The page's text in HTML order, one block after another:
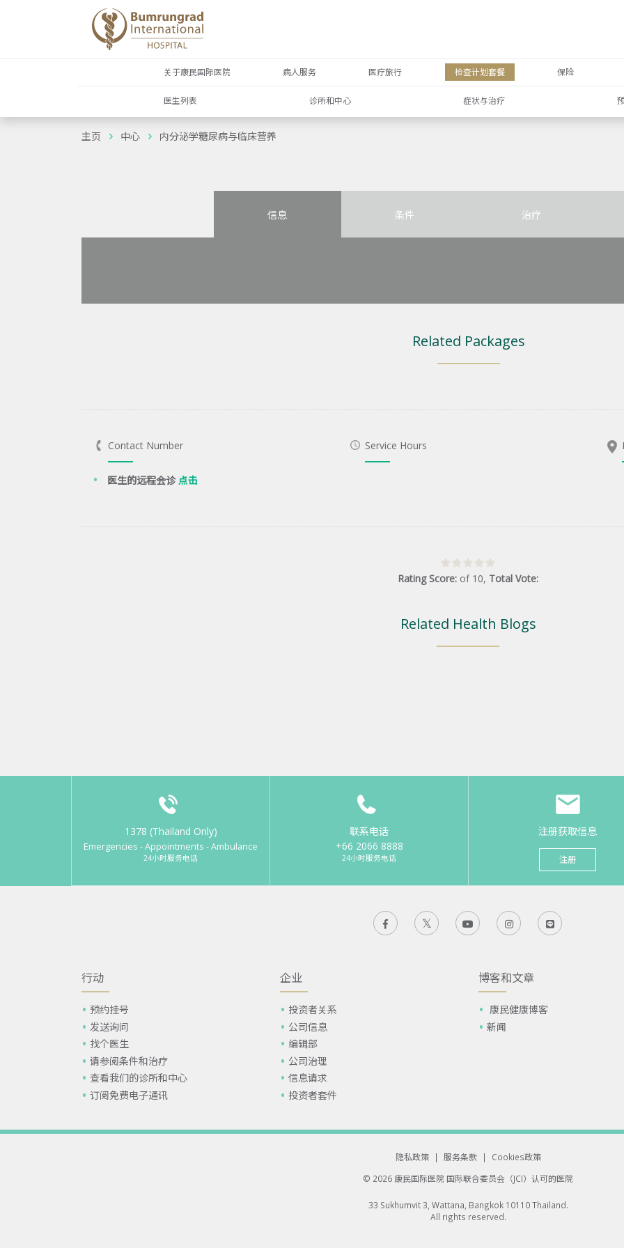
关于康民国际医院 病人服务 医疗旅行 检查计划套餐 保险
医生列表 诊所和中心 症状与治疗
主页 中心 内分泌学糖尿病与临床营养
信息 条件 治疗
Related Packages
Contact Number
医生的远程会诊点击
Service Hours
Rating Score: of 10, Total Vote:
Related Health Blogs
1378 (Thailand Only)
Emergencies - Appointments - Ambulance
24小时服务电话
联系电话
+66 2066 8888
24小时服务电话
注册获取信息
注册
行动
预约挂号
发送询问
找个医生
请参阅条件和治疗
查看我们的诊所和中心
订阅免费电子通讯
企业
投资者关系
公司信息
编辑部
公司治理
信息请求
投资者套件
博客和文章
康民健康博客
新闻
隐私政策 | 服务条款 |
Cookies政策
© 2026 康民国际医院 国际联合委员会（JCI）认可的医院
33 Sukhumvit 3, Wattana, Bangkok 10110 Thailand.
All rights reserved.